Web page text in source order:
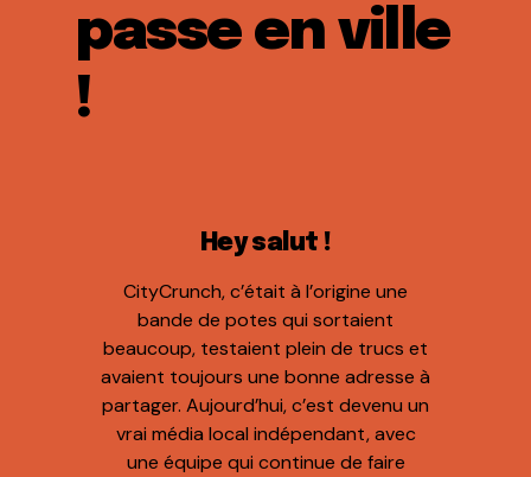
passe en ville
!
Hey salut !
CityCrunch, c’était à l’origine une
bande de potes qui sortaient
beaucoup, testaient plein de trucs et
avaient toujours une bonne adresse à
partager. Aujourd’hui, c’est devenu un
vrai média local indépendant, avec
une équipe qui continue de faire